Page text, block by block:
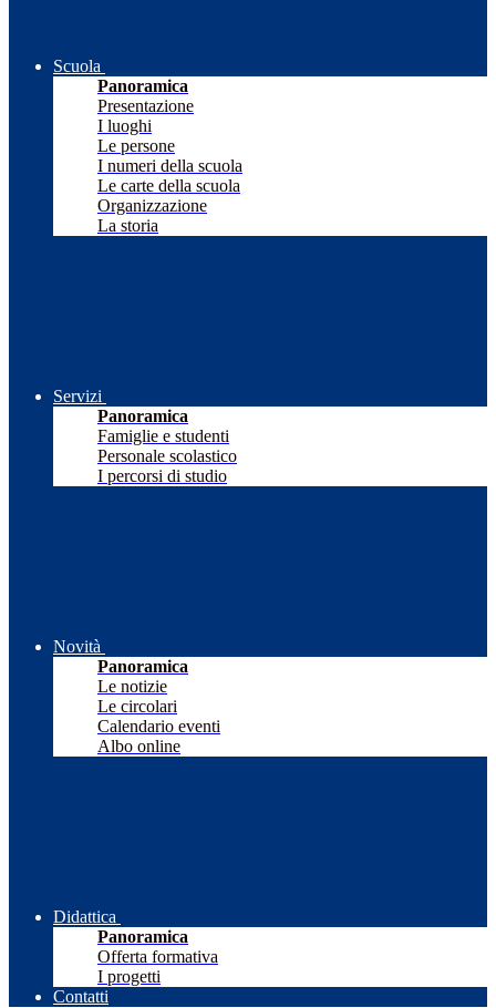
Scuola
Panoramica
Presentazione
I luoghi
Le persone
I numeri della scuola
Le carte della scuola
Organizzazione
La storia
Servizi
Panoramica
Famiglie e studenti
Personale scolastico
I percorsi di studio
Novità
Panoramica
Le notizie
Le circolari
Calendario eventi
Albo online
Didattica
Panoramica
Offerta formativa
I progetti
Contatti